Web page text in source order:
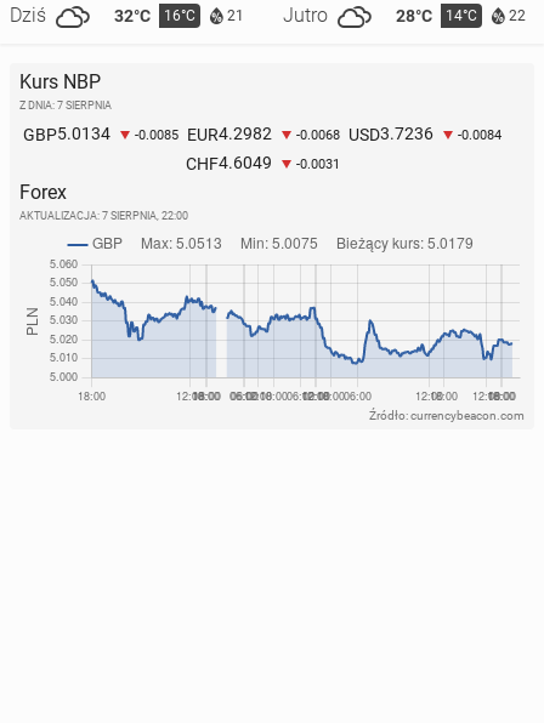
Dziś 32°C 16°C 21 Jutro 28°C 14°C 22
Kurs NBP
Z DNIA: 7 SIERPNIA
GBP5.0134 -0.0085 EUR4.2982 -0.0068 USD3.7236 -0.0084
CHF4.6049 -0.0031
Forex
AKTUALIZACJA: 7 SIERPNIA, 22:00
Źródło: currencybeacon.com